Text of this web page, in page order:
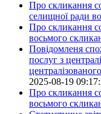
Про скликання
селищної ради
Про скликання
восьмого
Повідомленя
послуг з
2025-08-19
Про скликання
восьмого